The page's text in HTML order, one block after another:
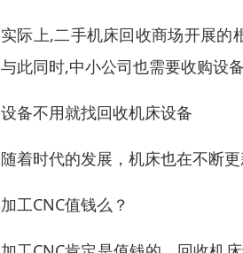
实际上,二手机床回收商场开展的
与此同时,中小公司也需要收购设
设备不用就找回收机床设备
随着时代的发展，机床也在不断
加工CNC值钱么？